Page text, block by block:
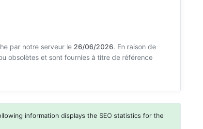
par notre serveur le 26/06/2026. En raison de
obsolètes et sont fournies à titre de référence
information displays the SEO statistics for the